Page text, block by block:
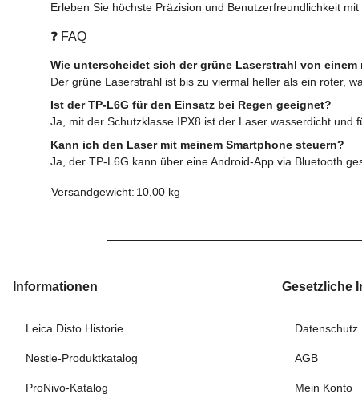
Erleben Sie höchste Präzision und Benutzerfreundlichkeit
❓ FAQ
Wie unterscheidet sich der grüne Laserstrahl von einem
Der grüne Laserstrahl ist bis zu viermal heller als ein roter,
Ist der TP-L6G für den Einsatz bei Regen geeignet?
Ja, mit der Schutzklasse IPX8 ist der Laser wasserdicht und
Kann ich den Laser mit meinem Smartphone steuern?
Ja, der TP-L6G kann über eine Android-App via Bluetooth
Versandgewicht: 10,00 kg
Informationen
Leica Disto Historie
Nestle-Produktkatalog
ProNivo-Katalog
Gesetzliche
Datenschutz
AGB
Mein Konto